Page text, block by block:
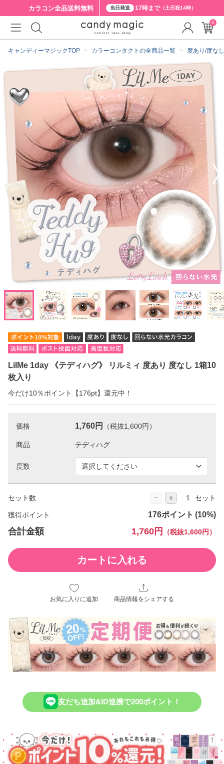
カラコン全品送料無料 当日発送 17時まで（土日祝14時）
キャンディーマジックTOP カラーコンタクトの全商品一覧 度あり/度な
LilMe 1day 《テディハグ》 リルミィ 度あり 度なし 1箱10
枚入り
今だけ10％ポイント【176pt】還元中！
価格 1,760円 （税抜1,600円）
商品
度数
セット数 − ＋ セット
獲得ポイント 176ポイント
合計金額 1,760円 （税抜1,600円）
カートに入れる
お気に入りに追加 商品情報をシェアする
友だち追加&ID連携で200ポイント！
0
クーポン詳細